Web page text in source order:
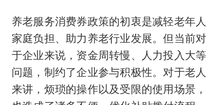
养老服务消费券政策的初衷是减轻老年人
家庭负担、助力养老行业发展。但当前对
于企业来说，资金周转慢、人力投入大等
问题，制约了企业参与积极性。对于老人
来讲，烦琐的操作以及受限的使用场景，